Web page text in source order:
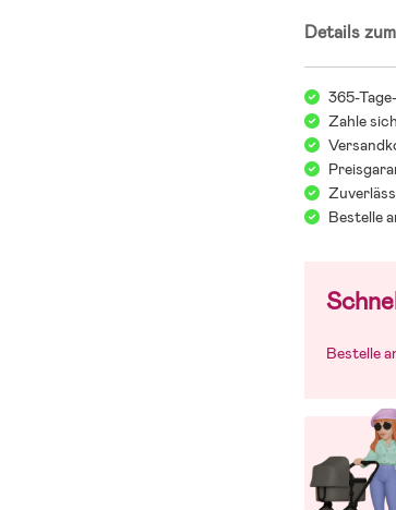
Details
365-
Zahle
Bestelle
Bestelle